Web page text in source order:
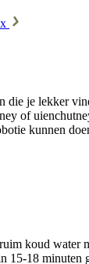
die je lekker
of
kunnen
koud water
15-18 minuten